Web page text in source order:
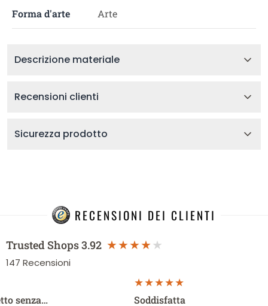
Forma d'arte Arte
Descrizione materiale
Recensioni clienti
Sicurezza prodotto
RECENSIONI DEI CLIENTI
Trusted Shops3.92
147 Recensioni
senza… Soddisfatta